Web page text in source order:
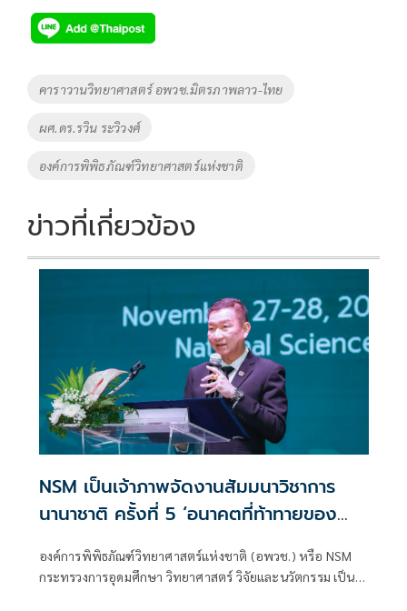
e
b
o
k
tt
er
p
y
Li
n
k
Tags
คาราวานวิทยาศาสตร์ อพวช.มิตรภาพลาว-ไทย
ผศ.ดร.รวิน ระวิวงศ์
องค์การพิพิธภัณฑ์วิทยาศาสตร์แห่งชาติ
ข่าวที่เกี่ยวข้อง
NSM เป็นเจ้าภาพจัดงานสัมมนาวิชาการ
นานาชาติ ครั้งที่ 5 ‘อนาคตที่ท้าทายของ
ความหลากหลายทางชีวภาพโลก’ 8 ประเทศ
นำเสนอผลงานวิจัยเชิงนวัตกรรม ทั้งความ
หลากหลายทางชีวภาพ ความท้าทายด้าน
องค์การพิพิธภัณฑ์วิทยาศาสตร์แห่งชาติ (อพวช.) หรือ NSM
กระทรวงการอุดมศึกษา วิทยาศาสตร์ วิจัยและนวัตกรรม เป็น